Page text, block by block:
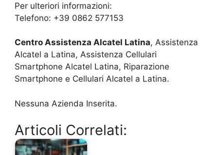
Per ulteriori informazioni:
Telefono: +39 0862 577153
Centro Assistenza Alcatel Latina, Assistenza
Alcatel a Latina, Assistenza Cellulari
Smartphone Alcatel Latina, Riparazione
Smartphone e Cellulari Alcatel a Latina.
Nessuna Azienda Inserita.
Articoli Correlati: